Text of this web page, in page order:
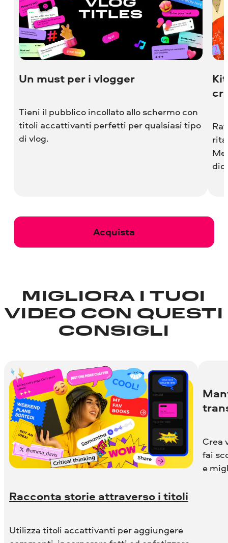
Un must per i vlogger
Tieni il pubblico incollato allo schermo con
titoli accattivanti perfetti per qualsiasi tipo
di vlog.
Acquista
MIGLIORA I TUOI
VIDEO CON QUESTI
CONSIGLI
Racconta storie attraverso i titoli
Utilizza titoli accattivanti per aggiungere
Crea
fai
e